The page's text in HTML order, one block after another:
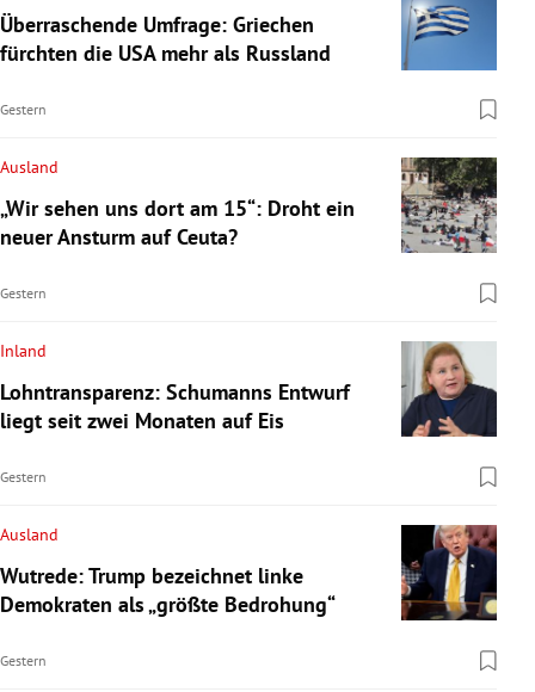
Überraschende Umfrage: Griechen
fürchten die USA mehr als Russland
Gestern
Ausland
„Wir sehen uns dort am 15“: Droht ein
neuer Ansturm auf Ceuta?
Gestern
Inland
Lohntransparenz: Schumanns Entwurf
liegt seit zwei Monaten auf Eis
Gestern
Ausland
Wutrede: Trump bezeichnet linke
Demokraten als „größte Bedrohung“
Gestern